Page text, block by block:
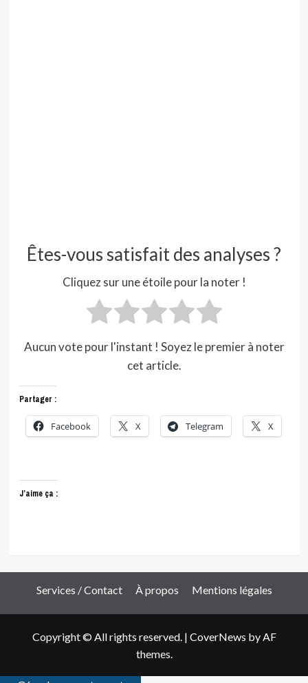
Êtes-vous satisfait des analyses ?
Cliquez sur une étoile pour la noter !
Aucun vote pour l'instant ! Soyez le premier à noter
cet article.
Partager :
Facebook X Telegram X
J’aime ça :
Services / Contact À propos Mentions légales
Copyright © All rights reserved. | CoverNews by AF
themes.